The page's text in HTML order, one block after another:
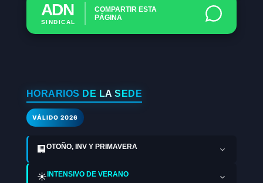
ADN
SINDICAL
COMPARTIR ESTA
PÁGINA
HORARIOS DE LA SEDE
VÁLIDO 2026
🏢 OTOÑO, INV Y PRIMAVERA
☀️INTENSIVO DE VERANO